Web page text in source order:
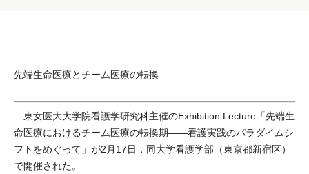
先端生命医療とチーム医療の転換
東女医大大学院看護学研究科主催のExhibition Lecture「先端生
命医療におけるチーム医療の転換期――看護実践のパラダイムシ
フトをめぐって」が2月17日，同大学看護学部（東京都新宿区）
で開催された。